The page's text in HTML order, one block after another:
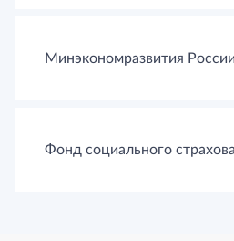
Минэкономразвития России
Фонд социального